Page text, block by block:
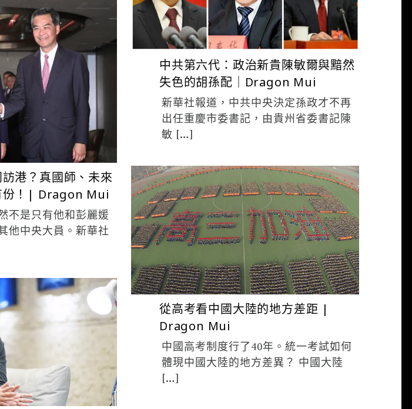
中共第六代：政治新貴陳敏爾與黯然
失色的胡孫配｜Dragon Mui
新華社報道，中共中央決定孫政才不再
出任重慶市委書記，由貴州省委書記陳
敏 […]
6 月 30, 2017
港？真國師、未來
份！| Dragon Mui
不是只有他和彭麗媛
他中央大員。新華社
從高考看中國大陸的地方差距 |
Dragon Mui
中國高考制度行了40年。統一考試如何
體現中國大陸的地方差異？ 中國大陸
[…]
5 月 30, 2017